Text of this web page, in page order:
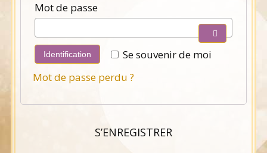
Mot de passe
Se souvenir de moi
Identification
Mot de passe perdu ?
S’ENREGISTRER